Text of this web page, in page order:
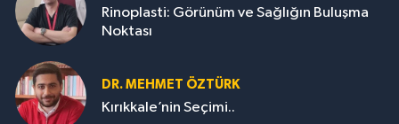
Rinoplasti: Görünüm ve Sağlığın Buluşma
Noktası
DR. MEHMET ÖZTÜRK
Kırıkkale’nin Seçimi..